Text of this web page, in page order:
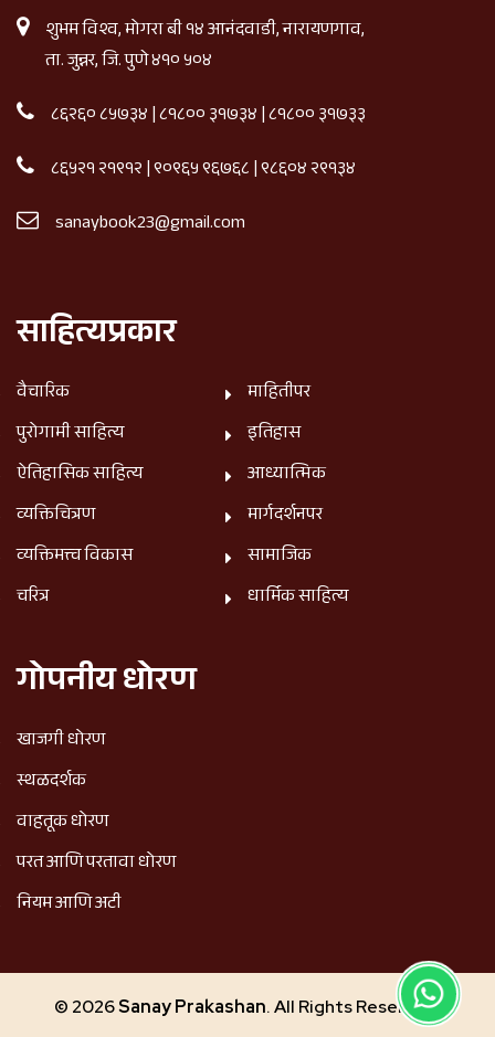
शुभम विश्व, मोगरा बी १४ आनंदवाडी, नारायणगाव,
ता. जुन्नर, जि. पुणे ४१० ५०४
८६२६० ८५७३४|८१८०० ३१७३४|८१८०० ३१७३३
८६५२१ २१९१२|९०९६५ ९६७६८|९८६०४ २९१३४
sanaybook23@gmail.com
साहित्यप्रकार
वैचारिक
पुरोगामी साहित्य
ऐतिहासिक साहित्य
व्यक्तिचित्रण
व्यक्तिमत्त्व विकास
चरित्र
माहितीपर
इतिहास
आध्यात्मिक
मार्गदर्शनपर
सामाजिक
धार्मिक साहित्य
गोपनीय धोरण
खाजगी धोरण
स्थळदर्शक
वाहतूक धोरण
परत आणि परतावा धोरण
नियम आणि अटी
© 2026Sanay Prakashan. All Rights Reserved.